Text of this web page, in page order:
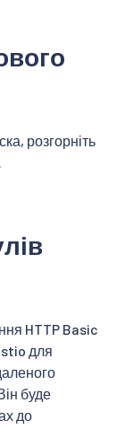
розгорніть
HTTP Basic
для
буде
до